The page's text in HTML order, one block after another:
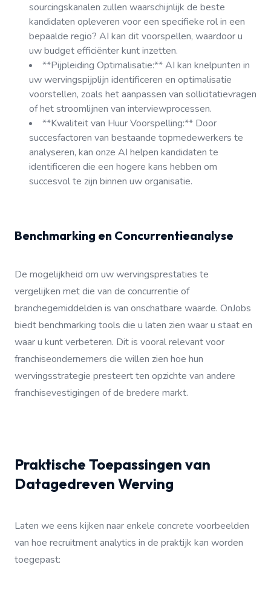
sourcingskanalen zullen waarschijnlijk de beste
kandidaten opleveren voor een specifieke rol in een
bepaalde regio? AI kan dit voorspellen, waardoor u
uw budget efficiënter kunt inzetten.
**Pijpleiding Optimalisatie:** AI kan knelpunten in
uw wervingspijplijn identificeren en optimalisatie
voorstellen, zoals het aanpassen van sollicitatievragen
of het stroomlijnen van interviewprocessen.
**Kwaliteit van Huur Voorspelling:** Door
succesfactoren van bestaande topmedewerkers te
analyseren, kan onze AI helpen kandidaten te
identificeren die een hogere kans hebben om
succesvol te zijn binnen uw organisatie.
Benchmarking en Concurrentieanalyse
De mogelijkheid om uw wervingsprestaties te
vergelijken met die van de concurrentie of
branchegemiddelden is van onschatbare waarde. OnJobs
biedt benchmarking tools die u laten zien waar u staat en
waar u kunt verbeteren. Dit is vooral relevant voor
franchiseondernemers die willen zien hoe hun
wervingsstrategie presteert ten opzichte van andere
franchisevestigingen of de bredere markt.
Praktische Toepassingen van
Datagedreven Werving
Laten we eens kijken naar enkele concrete voorbeelden
van hoe recruitment analytics in de praktijk kan worden
toegepast: